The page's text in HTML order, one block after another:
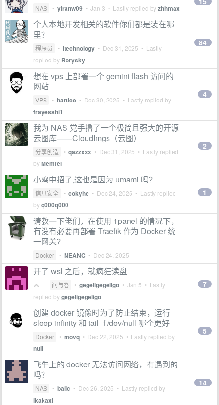
NAS • yiranw09 • Jan 3 • Lastly replied byzhhmax
个人本地开发相关的软件你们都是装在哪
里？
程序员 • itechnology • Dec 31, 2025 • Lastly
replied by Rorysky
84
想在 vps 上部署一个 gemini flash 访问的
网站
VPS • hartlee • Dec 30, 2025 • Lastly replied by
frayesshi1
4
我为 NAS 党手撸了一个极简且强大的开源
云图库——CloudImgs（云图）
分享创造 • qazzxxx • Dec 31, 2025 • Lastly replied
byMemfei
2
小鸡中招了,这也是因为 umami 吗？
信息安全 • cokyhe • Dec 24, 2025 • Lastly replied
byq000q000
1
请教一下佬们，在使用 1panel 的情况下，
有没有必要再部署 Traefik 作为 Docker 统
一网关？
Docker • NEANC • Dec 24, 2025
开了 wsl 之后，就疯狂读盘
1 问与答 • gegeligegeligo • Jan 5 • Lastly
replied bygegeligegeligo
7
创建 docker 镜像时为了防止结束，运行
sleep infinity 和 tail -f /dev/null 哪个更好
Docker • movq • Dec 22, 2025 • Lastly replied by
nuII
5
飞牛上的 docker 无法访问网络，有遇到的
吗？
NAS • baiic • Dec 26, 2025 • Lastly replied by
ikakaxi
14